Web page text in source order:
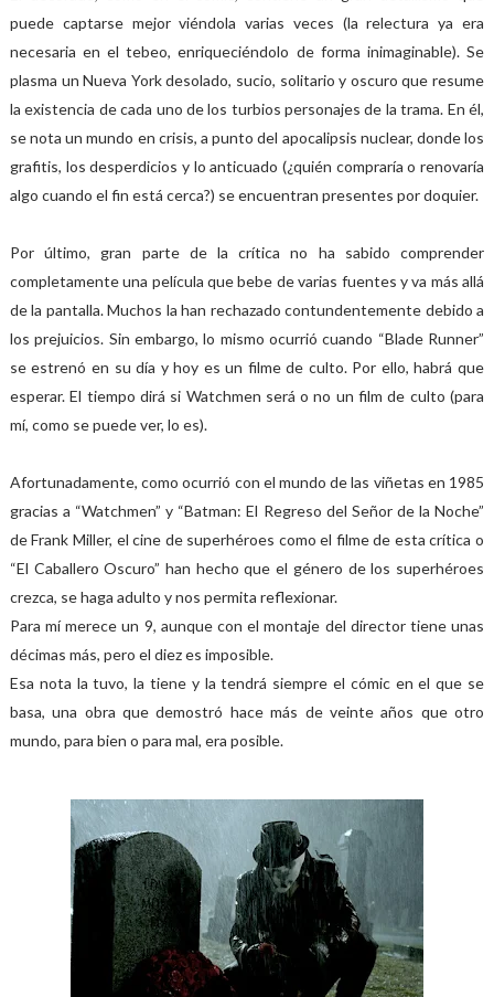
puede captarse mejor viéndola varias veces (la relectura ya era
necesaria en el tebeo, enriqueciéndolo de forma inimaginable). Se
plasma un Nueva York desolado, sucio, solitario y oscuro que resume
la existencia de cada uno de los turbios personajes de la trama. En él,
se nota un mundo en crisis, a punto del apocalipsis nuclear, donde los
grafitis, los desperdicios y lo anticuado (¿quién compraría o renovaría
algo cuando el fin está cerca?) se encuentran presentes por doquier.
Por último, gran parte de la crítica no ha sabido comprender
completamente una película que bebe de varias fuentes y va más allá
de la pantalla. Muchos la han rechazado contundentemente debido a
los prejuicios. Sin embargo, lo mismo ocurrió cuando “Blade Runner”
se estrenó en su día y hoy es un filme de culto. Por ello, habrá que
esperar. El tiempo dirá si Watchmen será o no un film de culto (para
mí, como se puede ver, lo es).
Afortunadamente, como ocurrió con el mundo de las viñetas en 1985
gracias a “Watchmen” y “Batman: El Regreso del Señor de la Noche”
de Frank Miller, el cine de superhéroes como el filme de esta crítica o
“El Caballero Oscuro” han hecho que el género de los superhéroes
crezca, se haga adulto y nos permita reflexionar.
Para mí merece un 9, aunque con el montaje del director tiene unas
décimas más, pero el diez es imposible.
Esa nota la tuvo, la tiene y la tendrá siempre el cómic en el que se
basa, una obra que demostró hace más de veinte años que otro
mundo, para bien o para mal, era posible.